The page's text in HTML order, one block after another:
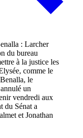
à la justice les
comme le
le
un
vendredi aux
du Sénat a
et Jonathan